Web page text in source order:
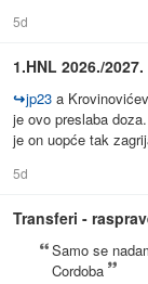
5d
1.HNL 2026./2027.
↪jp23 a
je ovo preslaba
je on uopće tak
5d
Transferi -
Samo se
Cordoba